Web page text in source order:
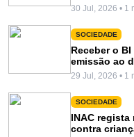
30 Jul, 2026 • 1
SOCIEDADE
Receber o
emissão ao
29 Jul, 2026 • 1
SOCIEDADE
INAC
contra